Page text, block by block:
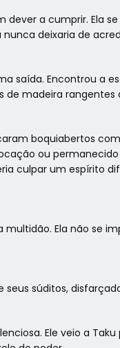
a cumprir. Ela
deixaria de
saída. Encontrou a
de madeira rangentes
boquiabertos
ou
culpar um espírito
Ela não se
seus súditos,
Ele veio a